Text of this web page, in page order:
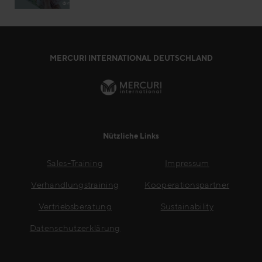
MERCURI INTERNATIONAL DEUTSCHLAND
Nützliche Links
Sales-Training
Verhandlungstraining
Vertriebsberatung
Datenschutzerklärung
Impressum
Kooperationspartner
Sustainability